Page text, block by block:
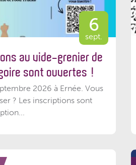
6
sept.
au vide-grenier de
sont ouvertes !
2026 à Ernée. Vous
? Les inscriptions sont